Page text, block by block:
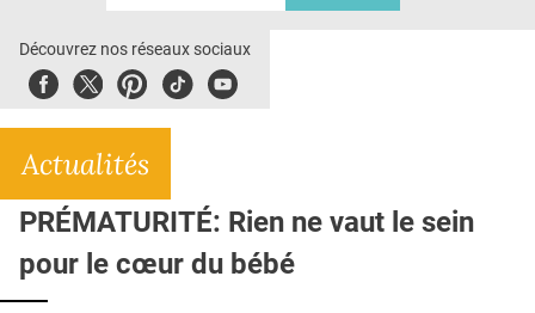
E-REVUE SAD
L'APP
QUI SOMMES-NOUS ?
PUBLICITÉ
CONDITIONS GÉNÉRALES
Découvrez nos réseaux sociaux
FacebookTwitterPinterest
TiktokYoubute
Actualités
PRÉMATURITÉ: Rien ne vaut le sein
pour le cœur du bébé